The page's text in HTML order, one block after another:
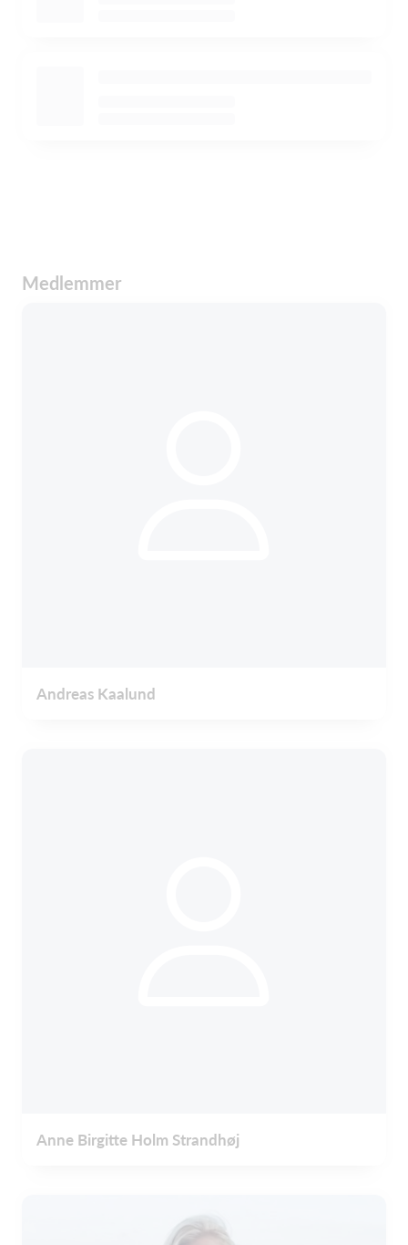
Medlemmer
Andreas Kaalund
Anne Birgitte Holm Strandhøj